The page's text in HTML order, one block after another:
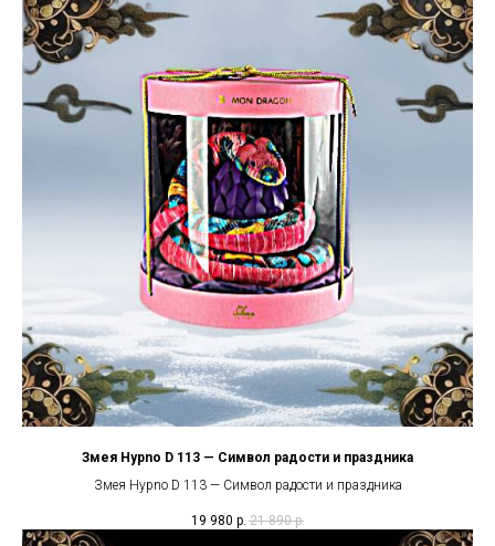
Змея Hypno D 113 — Символ радости и праздника
Змея Hypno D 113 — Символ радости и праздника
19 980 р. 21 890 р.